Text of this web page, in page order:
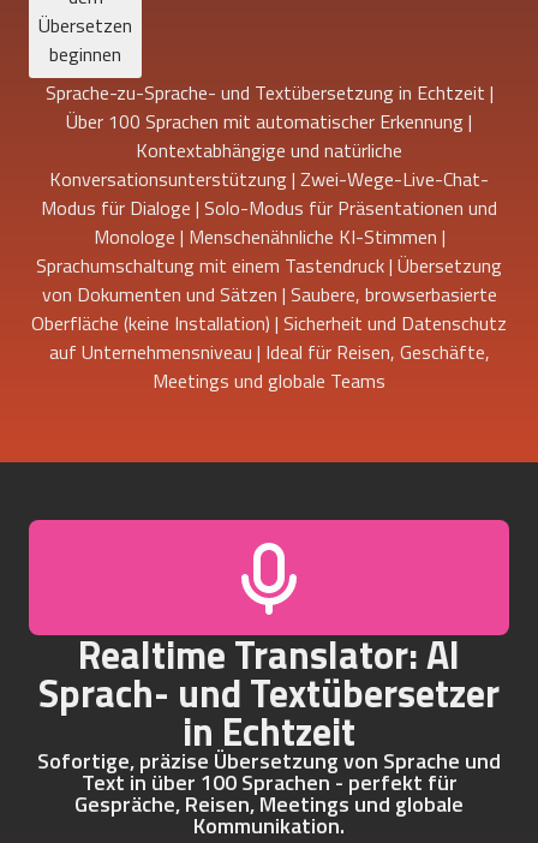
Übersetzen
beginnen
Sprache-zu-Sprache- und Textübersetzung in Echtzeit |
Über 100 Sprachen mit automatischer Erkennung |
Kontextabhängige und natürliche
Konversationsunterstützung | Zwei-Wege-Live-Chat-
Modus für Dialoge | Solo-Modus für Präsentationen und
Monologe | Menschenähnliche KI-Stimmen |
Sprachumschaltung mit einem Tastendruck | Übersetzung
von Dokumenten und Sätzen | Saubere, browserbasierte
Oberfläche (keine Installation) | Sicherheit und Datenschutz
auf Unternehmensniveau | Ideal für Reisen, Geschäfte,
Meetings und globale Teams
Realtime Translator: AI
Sprach- und Textübersetzer
in Echtzeit
Sofortige, präzise Übersetzung von Sprache und
Text in über 100 Sprachen - perfekt für
Gespräche, Reisen, Meetings und globale
Kommunikation.